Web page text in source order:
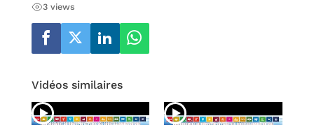
3 views
Vidéos similaires